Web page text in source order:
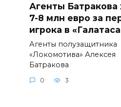
Агенты Батракова
7-8 млн евро за
игрока в
Агенты полузащитника
«Локомотива» Алексея
Батракова
0 3